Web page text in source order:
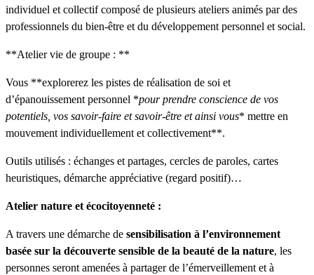
individuel et collectif composé de plusieurs ateliers animés par des
professionnels du bien-être et du développement personnel et social.
**Atelier vie de groupe : **
Vous **explorerez les pistes de réalisation de soi et
d’épanouissement personnel *pour prendre conscience de vos
potentiels, vos savoir-faire et savoir-être et ainsi vous* mettre en
mouvement individuellement et collectivement**.
Outils utilisés : échanges et partages, cercles de paroles, cartes
heuristiques, démarche appréciative (regard positif)…
Atelier nature et écocitoyenneté :
A travers une démarche de sensibilisation à l’environnement
basée sur la découverte sensible de la beauté de la nature, les
personnes seront amenées à partager de l’émerveillement et à